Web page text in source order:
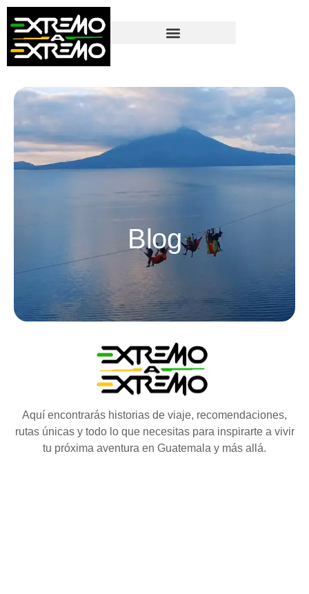
contenido
Blog
Aquí encontrarás historias de viaje, recomendaciones,
rutas únicas y todo lo que necesitas para inspirarte a vivir
tu próxima aventura en Guatemala y más allá.